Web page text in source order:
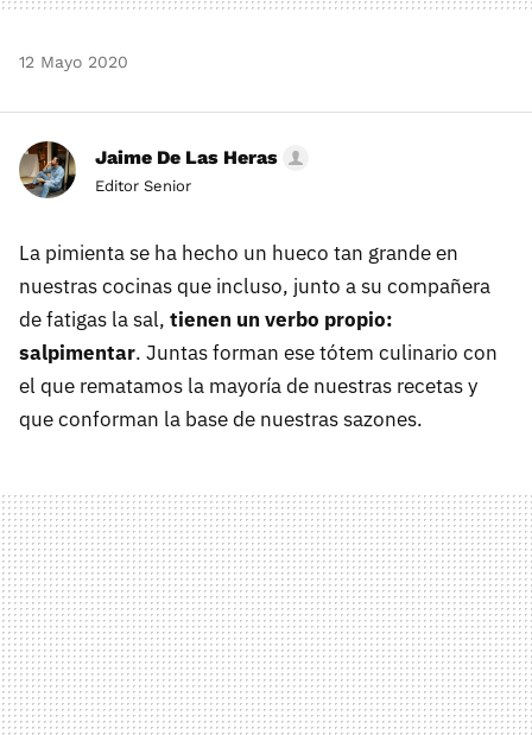
12 Mayo 2020
Jaime De Las Heras
Editor Senior
La pimienta se ha hecho un hueco tan grande en
nuestras cocinas que incluso, junto a su compañera
de fatigas la sal, tienen un verbo propio:
salpimentar. Juntas forman ese tótem culinario con
el que rematamos la mayoría de nuestras recetas y
que conforman la base de nuestras sazones.